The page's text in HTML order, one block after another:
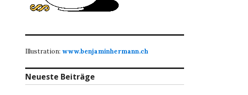
Illustration: www.benjaminhermann.ch
Neueste Beiträge